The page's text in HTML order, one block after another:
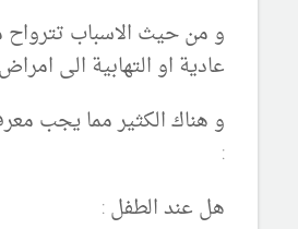
و من حيث الاسباب
عادية او التهابية الى
و هناك الكثير مما يجب
:
هل عند الطفل :